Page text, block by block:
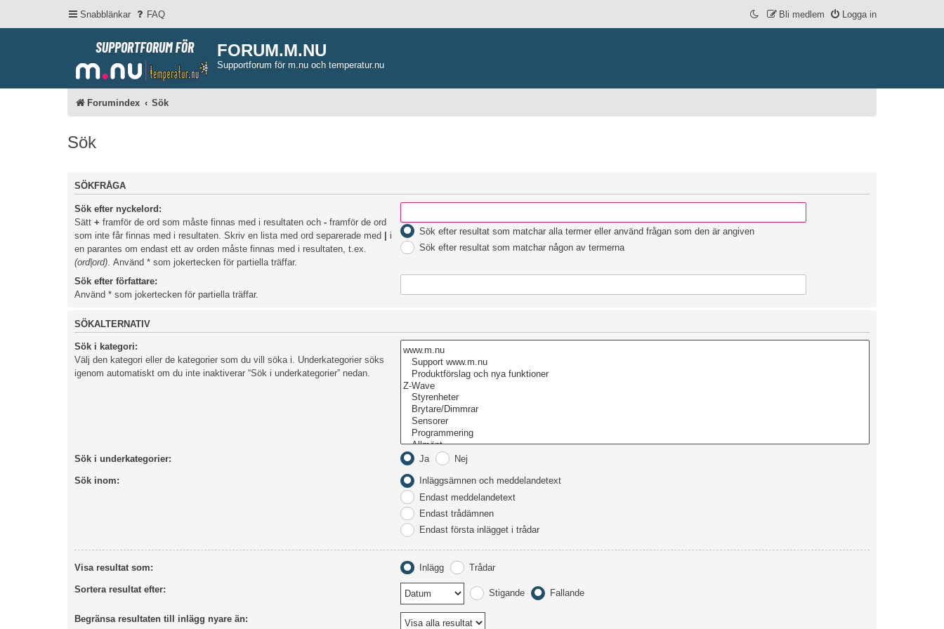
Snabblänkar FAQ Logga in
Bli medlem
FORUM.M.NU
Supportforum för m.nu och temperatur.nu
Forumindex Sök
Sök
SÖKFRÅGA
Sök efter nyckelord:
Sätt + framför de ord som måste finnas med i resultaten och - framför de ord
som inte får finnas med i resultaten. Skriv en lista med ord separerade med | i
en parantes om endast ett av orden måste finnas med i resultaten, t.ex.
(ord|ord) . Använd * som jokertecken för partiella träffar.
Sök efter resultat som matchar alla termer eller använd frågan som den är angiven
Sök efter resultat som matchar någon av termerna
Sök efter författare:
Använd * som jokertecken för partiella träffar.
SÖKALTERNATIV
Sök i kategori:
Välj den kategori eller de kategorier som du vill söka i. Underkategorier söks
igenom automatiskt om du inte inaktiverar “Sök i underkategorier” nedan.
Sök i underkategorier: Ja Nej
Sök inom:
Inläggsämnen och meddelandetext
Endast meddelandetext
Endast trådämnen
Endast första inlägget i trådar
Visa resultat som: Inlägg Trådar
Sortera resultat efter: Stigande Fallande
Begränsa resultaten till inlägg nyare än: